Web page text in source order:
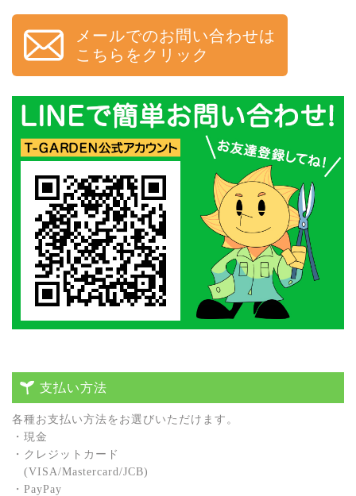
メールでのお問い合わせは
こちらをクリック
支払い方法
各種お⽀払い⽅法をお選びいただけます。
・現⾦
・クレジットカード
(VISA/Mastercard/JCB)
・PayPay